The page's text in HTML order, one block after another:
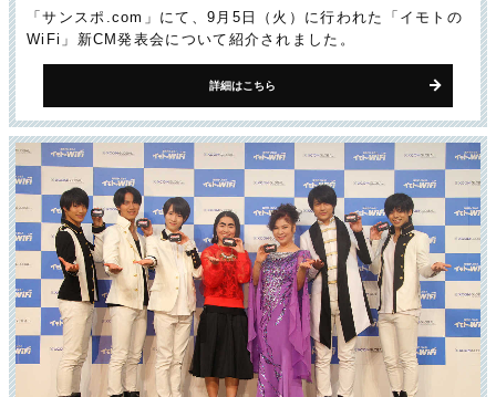
「サンスポ.com」にて、9月5日（火）に行われた「イモトの
WiFi」新CM発表会について紹介されました。
詳細はこちら